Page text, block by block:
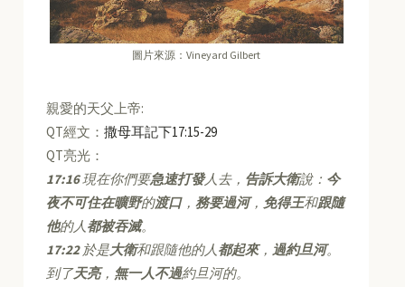
圖片來源：Vineyard Gilbert
親愛的天父上帝:
QT經文：撒母耳記下17:15-29
QT亮光：
17:16現在你們要急速打發人去， 告訴大衛說： 今
夜不可住在曠野的渡口，務要過河， 免得王和跟隨
他的人都被吞滅。
17:22於是大衛和跟隨他的人都起來，過約旦河。
到了天亮， 無一人不過約旦河的。